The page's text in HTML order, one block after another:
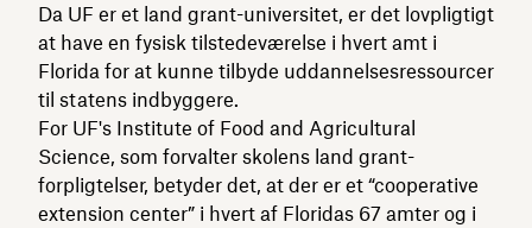
Da UF er et land grant-universitet, er det lovpligtigt
at have en fysisk tilstedeværelse i hvert amt i
Florida for at kunne tilbyde uddannelsesressourcer
til statens indbyggere.
For UF's Institute of Food and Agricultural
Science, som forvalter skolens land grant-
forpligtelser, betyder det, at der er et “cooperative
extension center” i hvert af Floridas 67 amter og i